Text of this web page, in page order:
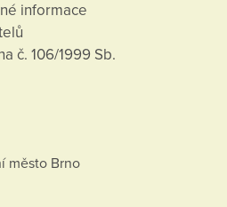
informace
č. 106/1999 Sb.
město Brno